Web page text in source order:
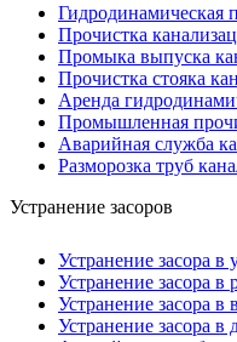
Гидродинамическая
Прочистка
Промыка выпуска
Прочистка стояка
Аренда
Промышленная
Аварийная служба
Разморозка труб
Устранение засоров
Устранение засора в
Устранение засора в
Устранение засора в
Устранение засора